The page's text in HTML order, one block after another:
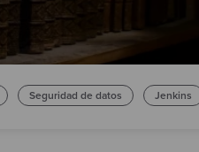
Seguridad de datos Jenkins